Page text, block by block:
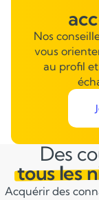
Nos
vous
au profil
Des
tous les
Acquérir des